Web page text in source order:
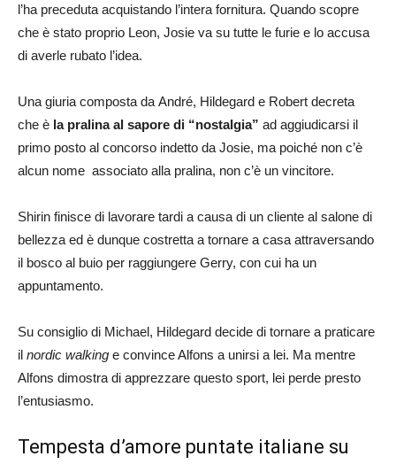
l’ha preceduta acquistando l’intera fornitura. Quando scopre
che è stato proprio Leon, Josie va su tutte le furie e lo accusa
di averle rubato l’idea.
Una giuria composta da André, Hildegard e Robert decreta
che è la pralina al sapore di “nostalgia” ad aggiudicarsi il
primo posto al concorso indetto da Josie, ma poiché non c’è
alcun nome associato alla pralina, non c’è un vincitore.
Shirin finisce di lavorare tardi a causa di un cliente al salone di
bellezza ed è dunque costretta a tornare a casa attraversando
il bosco al buio per raggiungere Gerry, con cui ha un
appuntamento.
Su consiglio di Michael, Hildegard decide di tornare a praticare
il nordic walking e convince Alfons a unirsi a lei. Ma mentre
Alfons dimostra di apprezzare questo sport, lei perde presto
l’entusiasmo.
Tempesta d’amore puntate italiane su